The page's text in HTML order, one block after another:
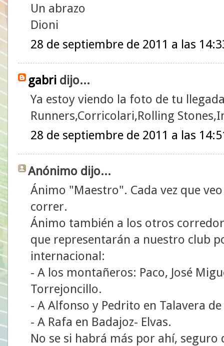
Un abrazo
Dioni
28 de septiembre de 2011 a las
gabri dijo...
Ya estoy viendo la foto de tu
Runners,Corricolari,Rolling
28 de septiembre de 2011 a las
Anónimo dijo...
Ánimo "Maestro". Cada vez que
correr.
Ánimo también a los otros
que representarán a nuestro club
internacional:
- A los montañeros: Paco, José
Torrejoncillo.
- A Alfonso y Pedrito en Talavera de
- A Rafa en Badajoz- Elvas.
No se si habrá más por ahí, seguro